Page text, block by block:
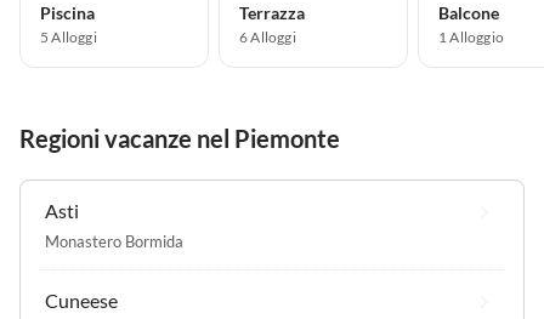
Piscina
5 Alloggi
Terrazza
6 Alloggi
Balcone
1 Alloggio
Regioni vacanze nel Piemonte
Asti
Monastero Bormida
Cuneese